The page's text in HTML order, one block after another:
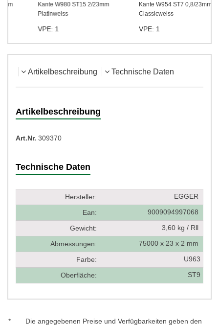
Kante W980 ST15 2/23mm
Platinweiss
Kante W954 ST7 0,8/23mm
Classicweiss
Artikelbeschreibung Technische Daten
Artikelbeschreibung
Art.Nr. 309370
Technische Daten
Hersteller: EGGER
Ean: 9009094997068
Gewicht: 3,60 kg / Rll
Abmessungen: 75000 x 23 x 2 mm
Farbe: U963
Oberfläche: ST9
*
Die angegebenen Preise und Verfügbarkeiten geben den